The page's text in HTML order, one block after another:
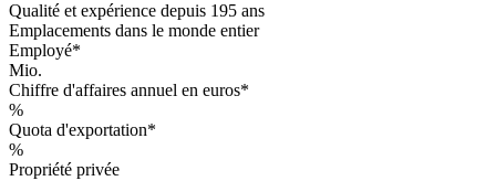
Qualité et expérience depuis 195 ans
Emplacements dans le monde entier
Employé*
Mio.
Chiffre d'affaires annuel en euros*
%
Quota d'exportation*
%
Propriété privée